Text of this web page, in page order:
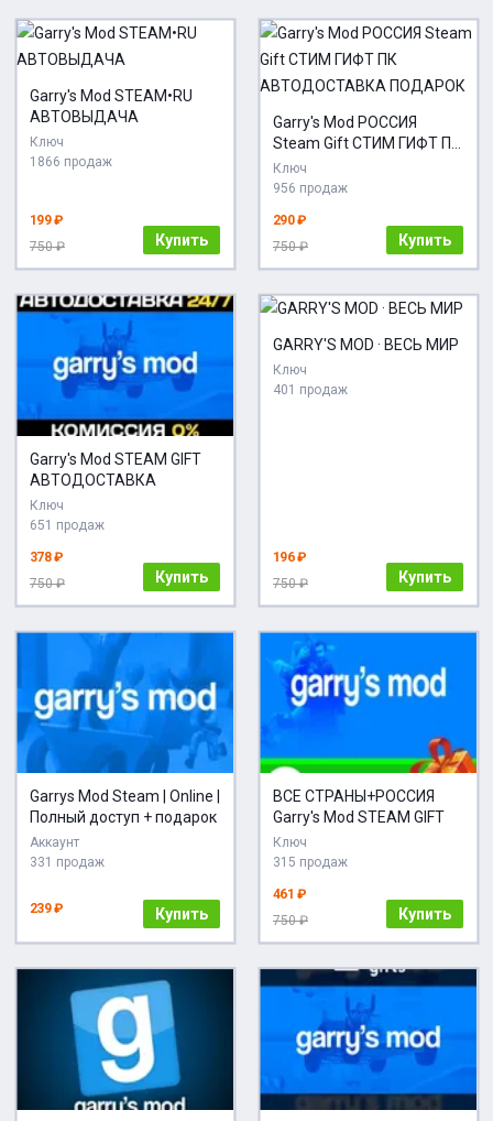
Garry's Mod STEAM•RU
АВТОВЫДАЧА
Ключ
1866 продаж
199 ₽
750 ₽
Купить
Garry's Mod РОССИЯ
Steam Gift СТИМ ГИФТ ПК
АВТОДОСТАВКА
ПОДАРОК
Ключ
956 продаж
290 ₽
750 ₽
Купить
Garry's Mod STEAM GIFT
АВТОДОСТАВКА
Ключ
651 продаж
378 ₽
750 ₽
Купить
GARRY'S MOD · ВЕСЬ МИР
Ключ
401 продаж
196 ₽
750 ₽
Купить
Garrys Mod Steam | Online |
Полный доступ + подарок
Аккаунт
331 продаж
239 ₽ Купить
ВСЕ СТРАНЫ+РОССИЯ
Garry's Mod STEAM GIFT
Ключ
315 продаж
461 ₽
750 ₽
Купить